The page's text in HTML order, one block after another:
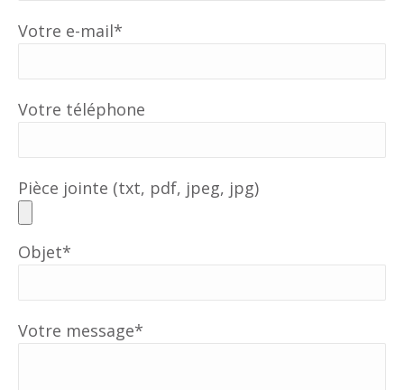
Votre e-mail*
Votre téléphone
Pièce jointe (txt, pdf, jpeg, jpg)
Objet*
Votre message*